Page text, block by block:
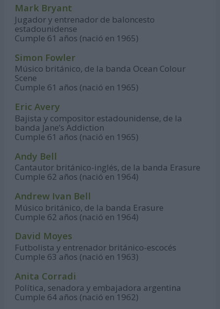
Mark Bryant
Jugador y entrenador de baloncesto
estadounidense
Cumple 61 años (nació en 1965)
Simon Fowler
Músico británico, de la banda Ocean Colour
Scene
Cumple 61 años (nació en 1965)
Eric Avery
Bajista y compositor estadounidense, de la
banda Jane’s Addiction
Cumple 61 años (nació en 1965)
Andy Bell
Cantautor británico-inglés, de la banda Erasure
Cumple 62 años (nació en 1964)
Andrew Ivan Bell
Músico británico, de la banda Erasure
Cumple 62 años (nació en 1964)
David Moyes
Futbolista y entrenador británico-escocés
Cumple 63 años (nació en 1963)
Anita Corradi
Política, senadora y embajadora argentina
Cumple 64 años (nació en 1962)